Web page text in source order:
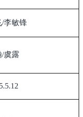
/李敏锋
/虞露